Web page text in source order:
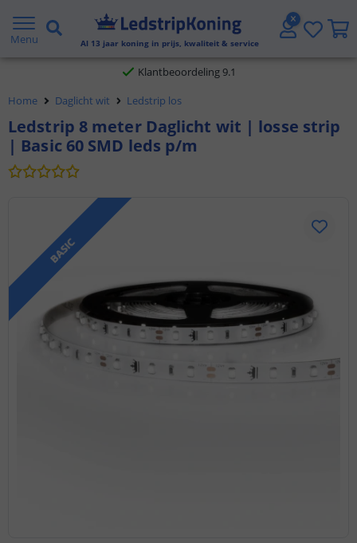
Menu Al 13 jaar koning in prijs, kwaliteit & service
Gratis verzending vanaf € 20,- NL en BE
Klantbeoordeling 9.1
Voor 23:45 uur besteld,
Home Daglicht wit Ledstrip los
Ledstrip 8 meter Daglicht wit | losse strip
| Basic 60 SMD leds p/m
BASIC